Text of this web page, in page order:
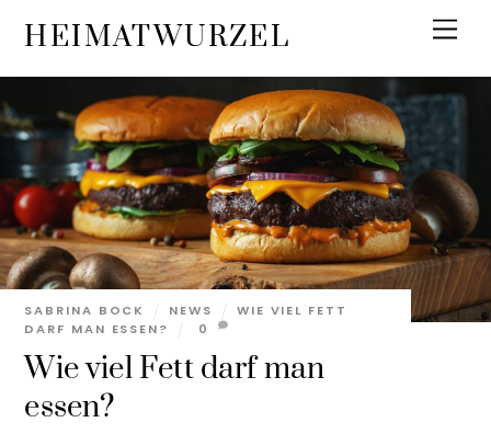
content
HEIMATWURZEL
Wie viel Fett darf man
essen?
SABRINA BOCK NEWS
WIE VIEL FETT
DARF MAN ESSEN?
0